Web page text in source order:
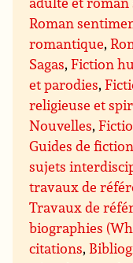
Roman
romantique,
Sagas,Fiction
et parodies,
religieuse et
Nouvelles,
Guides de fiction
sujets
travaux de
Travaux de
biographies
citations,